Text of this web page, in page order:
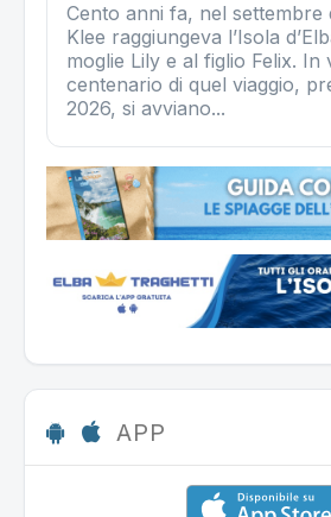
Cento anni fa, nel settembre
Klee raggiungeva l’Isola
moglie Lily e al figlio Felix. In
centenario di quel viaggio,
2026, si avviano...
APP